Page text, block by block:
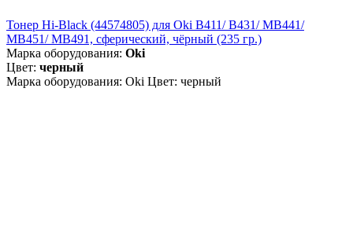
Тонер Hi-Black (44574805) для Oki B411/ B431/ MB441/
MB451/ MB491, сферический, чёрный (235 гр.)
Марка оборудования: Oki
Цвет: черный
Марка оборудования: Oki Цвет: черный